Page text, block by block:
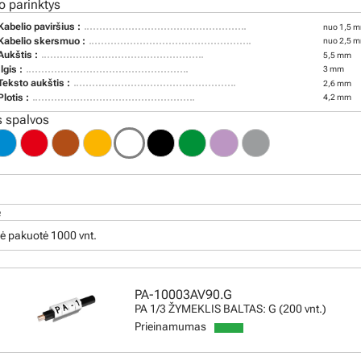
parinktys
paviršius : nuo 1,5
skersmuo : nuo 2,5
: 5,5 mm
: 3 mm
aukštis : 2,6 mm
: 4,2 mm
spalvos
pakuotė 1000 vnt.
PA-10003AV90.G
PA 1/3 ŽYMEKLIS BALTAS: G (200 vnt.)
Prieinamumas